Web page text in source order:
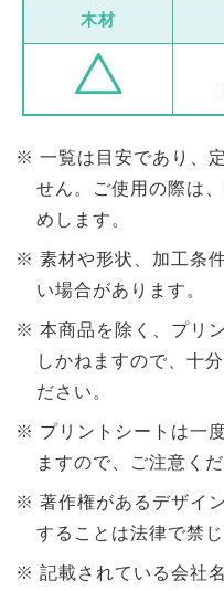
木材
一覧は目安であり、
せん。ご使用の際は
めします。
素材や形状、加工条
い場合があります。
本商品を除く、プリ
しかねますので、十
ださい。
プリントシートは一
ますので、ご注意くだ
著作権があるデザイ
することは法律で禁
記載されている会社